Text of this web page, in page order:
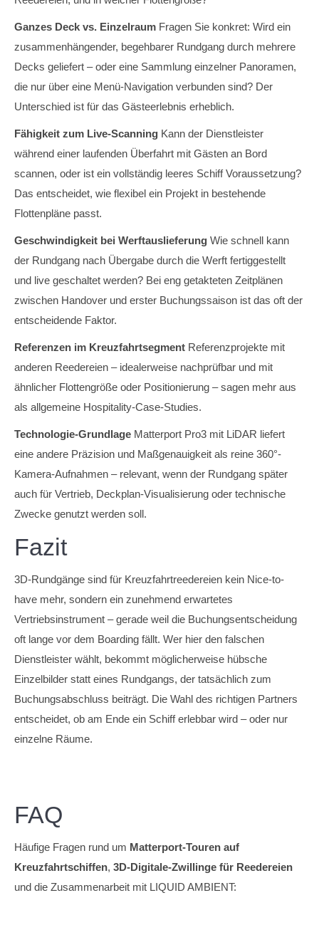
Ganzes Deck vs. Einzelraum Fragen Sie konkret: Wird ein
zusammenhängender, begehbarer Rundgang durch mehrere
Decks geliefert – oder eine Sammlung einzelner Panoramen,
die nur über eine Menü-Navigation verbunden sind? Der
Unterschied ist für das Gästeerlebnis erheblich.
Fähigkeit zum Live-Scanning Kann der Dienstleister
während einer laufenden Überfahrt mit Gästen an Bord
scannen, oder ist ein vollständig leeres Schiff Voraussetzung?
Das entscheidet, wie flexibel ein Projekt in bestehende
Flottenpläne passt.
Geschwindigkeit bei Werftauslieferung Wie schnell kann
der Rundgang nach Übergabe durch die Werft fertiggestellt
und live geschaltet werden? Bei eng getakteten Zeitplänen
zwischen Handover und erster Buchungssaison ist das oft der
entscheidende Faktor.
Referenzen im Kreuzfahrtsegment Referenzprojekte mit
anderen Reedereien – idealerweise nachprüfbar und mit
ähnlicher Flottengröße oder Positionierung – sagen mehr aus
als allgemeine Hospitality-Case-Studies.
Technologie-Grundlage Matterport Pro3 mit LiDAR liefert
eine andere Präzision und Maßgenauigkeit als reine 360°-
Kamera-Aufnahmen – relevant, wenn der Rundgang später
auch für Vertrieb, Deckplan-Visualisierung oder technische
Zwecke genutzt werden soll.
Fazit
3D-Rundgänge sind für Kreuzfahrtreedereien kein Nice-to-
have mehr, sondern ein zunehmend erwartetes
Vertriebsinstrument – gerade weil die Buchungsentscheidung
oft lange vor dem Boarding fällt. Wer hier den falschen
Dienstleister wählt, bekommt möglicherweise hübsche
Einzelbilder statt eines Rundgangs, der tatsächlich zum
Buchungsabschluss beiträgt. Die Wahl des richtigen Partners
entscheidet, ob am Ende ein Schiff erlebbar wird – oder nur
einzelne Räume.
FAQ
Häufige Fragen rund um Matterport-Touren auf
Kreuzfahrtschiffen, 3D-Digitale-Zwillinge für Reedereien
und die Zusammenarbeit mit LIQUID AMBIENT: